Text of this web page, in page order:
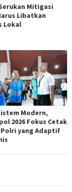
Mitigasi
Libatkan
Lokal
Modern,
2026 Fokus Cetak
yang Adaptif